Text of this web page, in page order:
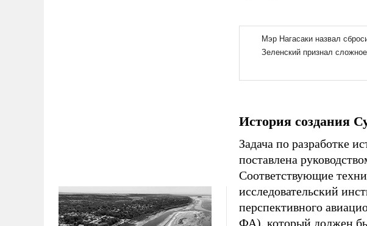
История создания
Задача по разработке
поставлена
Соответствующие
исследовательский
перспективного
ФА), который должен